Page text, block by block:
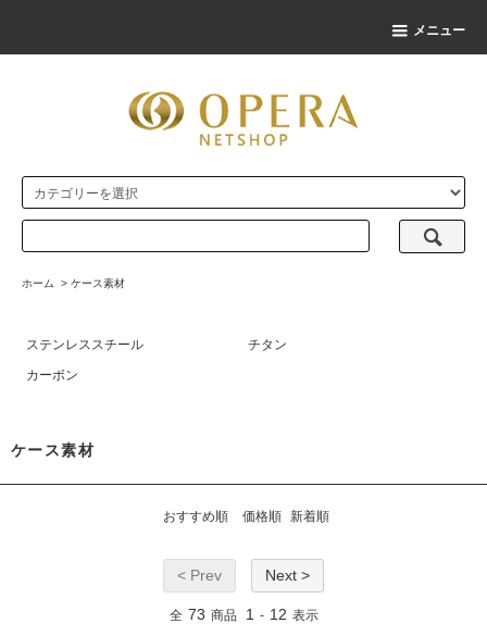
メニュー
ホーム > ケース素材
ステンレススチール
チタン
カーボン
ケース素材
おすすめ順 価格順 新着順
< Prev Next >
全 73 商品 1 - 12 表示